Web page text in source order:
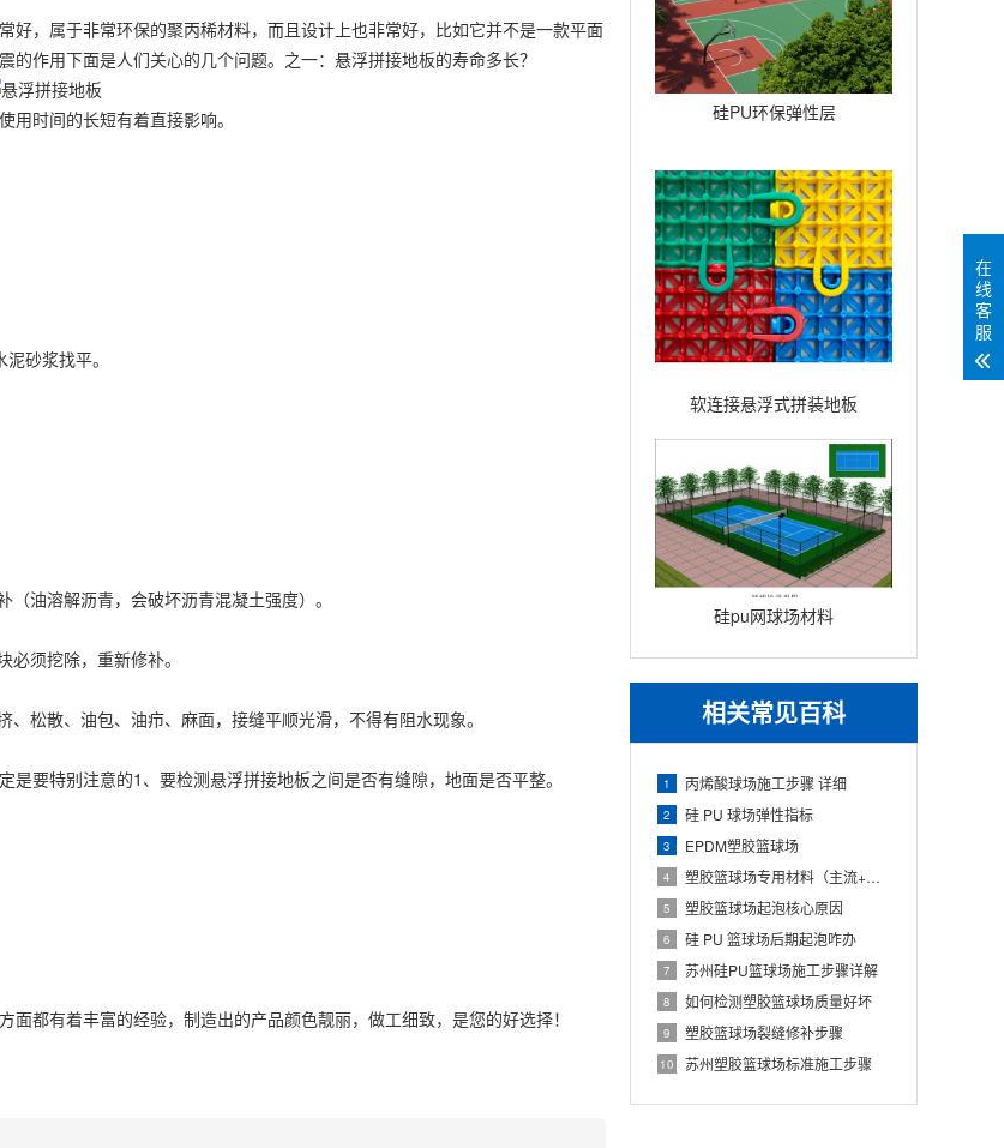
硅PU环保弹性层
软连接悬浮式拼装地板
硅pu网球场材料
相关常见百科
1 丙烯酸球场施工步骤 详细
2 硅 PU 球场弹性指标
3 EPDM塑胶篮球场
4 塑胶篮球场专用材料（主流+配套+标准）
5 塑胶篮球场起泡核心原因
6 硅 PU 篮球场后期起泡咋办
7 苏州硅PU篮球场施工步骤详解
8 如何检测塑胶篮球场质量好坏
9 塑胶篮球场裂缝修补步骤
10 苏州塑胶篮球场标准施工步骤
好，属于非常环保的聚丙稀材料，而且设计上也非常好，比如它并不是一款平面
作用下面是人们关心的几个问题。之一：悬浮拼接地板的寿命多长？
时间的长短有着直接影响。
砂浆找平。
油溶解沥青，会破坏沥青混凝土强度）。
须挖除，重新修补。
散、油包、油疖、麻面，接缝平顺光滑，不得有阻水现象。
特别注意的1、要检测悬浮拼接地板之间是否有缝隙，地面是否平整。
有着丰富的经验，制造出的产品颜色靓丽，做工细致，是您的好选择！
在
线
客
服